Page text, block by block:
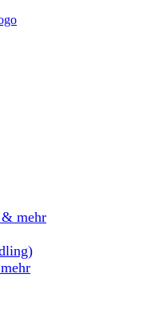
mehr